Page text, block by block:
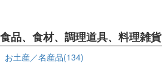
食品、食材、調理道具、料理雑貨
お土産／名産品(134)